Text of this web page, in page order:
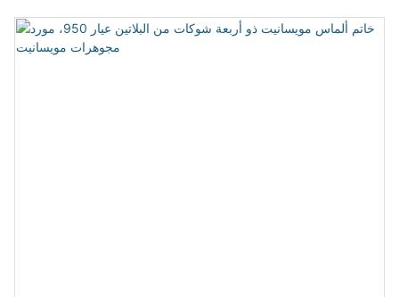
بفضل أوجهه البراقة التي تغطي سطحه بالكامل، يشع بريقًا لا مثيل له
من كل زاوية - كأنك ترتدي ماسة كاملة. إنه أكثر من مجرد خاتم، إنه
تعبير عن القوة والتفرد والفخامة العصرية. متين، صديق للبيئة، وفريد ​​من